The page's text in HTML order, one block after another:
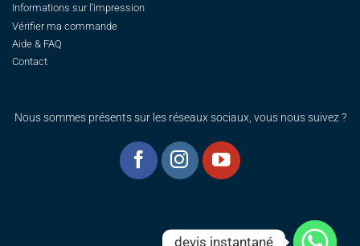
Informations sur l'impression
Vérifier ma commande
Aide & FAQ
Contact
Nous sommes présents sur les réseaux sociaux, vous nous suivez ?
devis instantané